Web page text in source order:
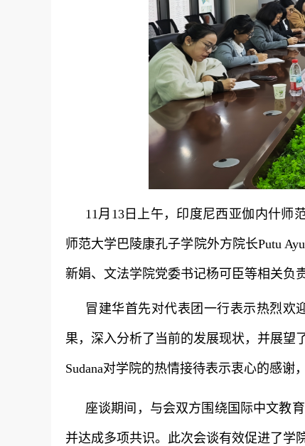
11月13日上午，印度尼西亚伽内什师
师范大学巴陵康孔子学院外方院长Putu
新娟、文法学院党委书记杨可臣等相关负
冒建华首先对代表团一行表示热烈欢
果，深入分析了当前的发展现状，并展望
Sudana对学院的热情接待表示衷心的感谢
座谈期间，与会双方围绕国际中文教
并达成多项共识。此次会谈有效促进了学